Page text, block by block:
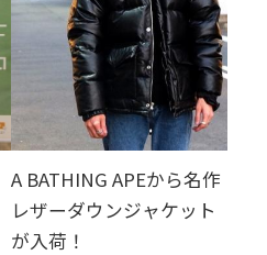
A BATHING APEから名作
レザーダウンジャケット
が入荷！